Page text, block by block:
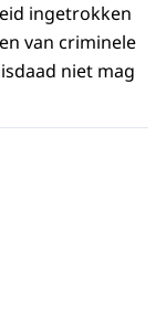
ingetrokken
van criminele
niet mag